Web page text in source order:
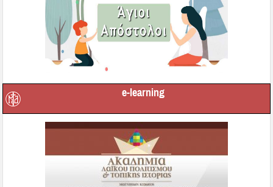
e-learning